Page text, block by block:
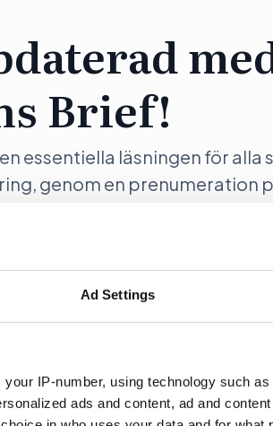
Ad Settings
IP-number, using technology such
ads and content, ad and
Brief!
essentiella läsningen för alla
genom en prenumeration